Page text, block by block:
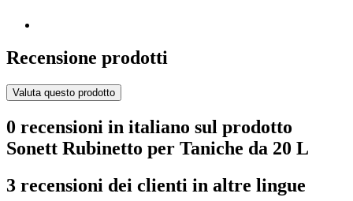
Recensione prodotti
Valuta questo prodotto
0 recensioni in italiano sul prodotto
Sonett Rubinetto per Taniche da 20 L
3 recensioni dei clienti in altre lingue